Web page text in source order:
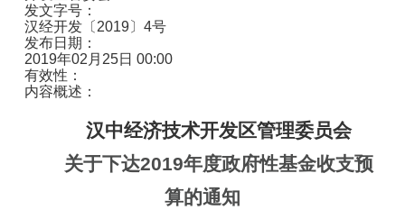
发文字号：
汉经开发〔2019〕4号
发布日期：
2019年02月25日 00:00
有效性：
内容概述：
汉中经济技术开发区管理委员会
关于下达2019年度政府性基金收支预
算的通知